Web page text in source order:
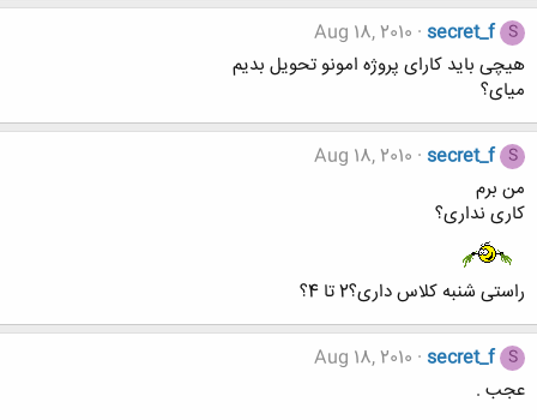
S
secret_f
Aug 18, 2010
هیچی باید کارای پروژه امونو تحویل بدیم
میای؟
S
secret_f
Aug 18, 2010
من برم
کاری نداری؟
راستی شنبه کلاس داری؟2 تا 4؟
S
secret_f
Aug 18, 2010
عجب .